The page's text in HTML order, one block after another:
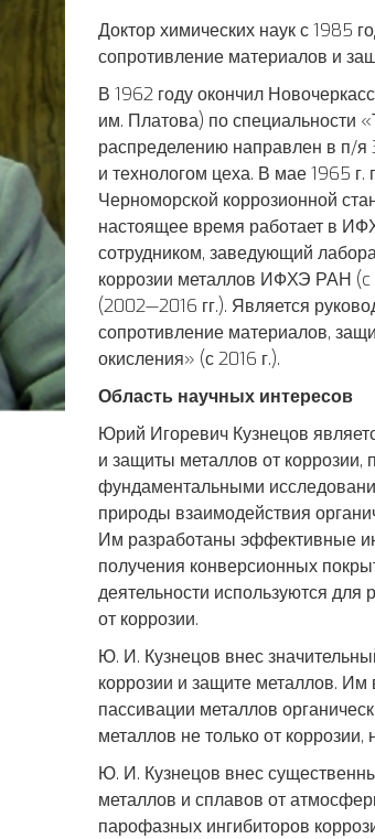
Доктор химических наук с 1985
сопротивление материалов и
В 1962 году окончил
им. Платова) по специальности
распределению направлен в п/я
и технологом цеха. В мае 1965
Черноморской коррозионной
настоящее время работает в
сотрудником, заведующий
коррозии металлов ИФХЭ РАН (c
(2002—2016 гг.). Является
сопротивление материалов,
окисления» (с 2016 г.).
Область научных интересов
Юрий Игоревич Кузнецов
и защиты металлов от
фундаментальными
природы взаимодействия
Им разработаны эффективные
получения конверсионных
деятельности используются
от коррозии.
Ю. И. Кузнецов внес
коррозии и защите металлов.
пассивации металлов
металлов не только от коррозии,
Ю. И. Кузнецов внес
металлов и сплавов от
парофазных ингибиторов